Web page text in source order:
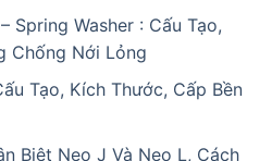
Spring Washer : Cấu Tạo,
Chống Nới Lỏng
Tạo, Kích Thước, Cấp Bền
Biệt Neo J Và Neo L, Cách